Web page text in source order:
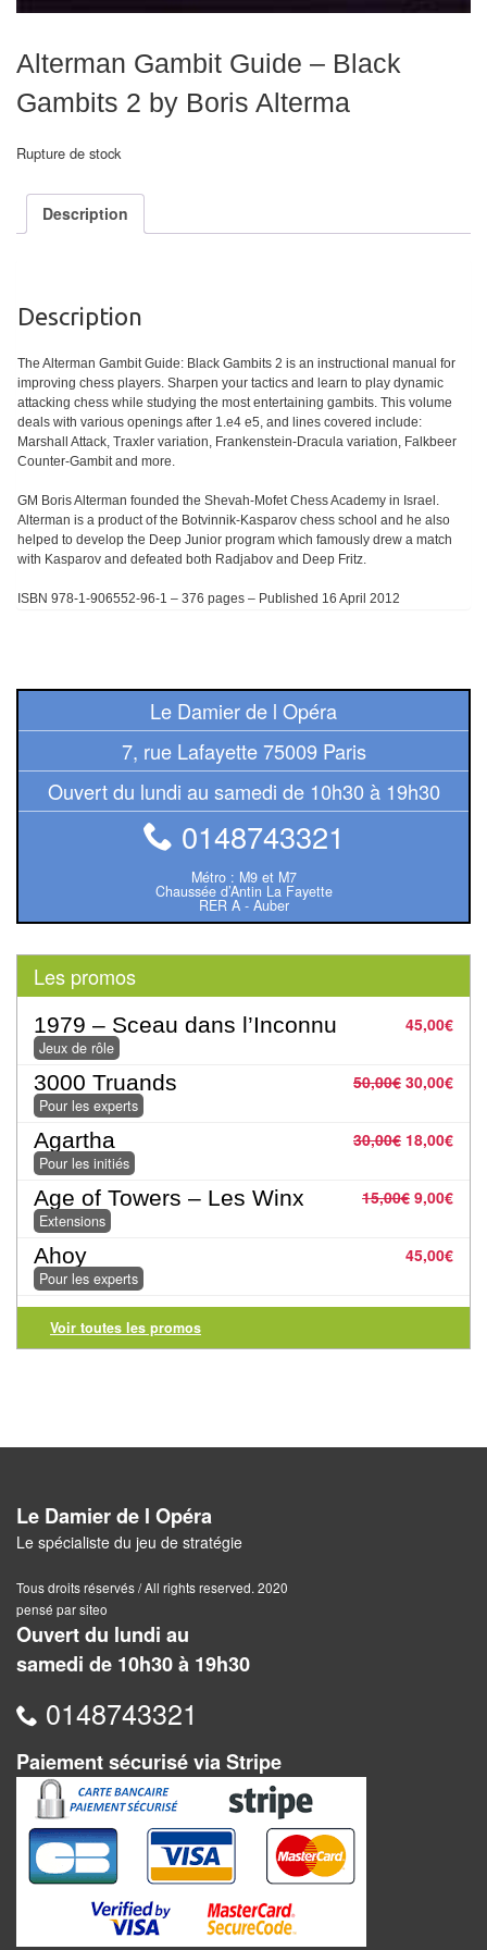
air
Pendules
Echiquier
aveugles
Logiciels
en
Livres
en
français
Tables
Accessoires
Jeux
de
cartes
Collectionner
Pour
les
enfants
Pour
la
famille
Pour
les
initiés
Pour
les
2
Joueurs
Ambiance
Coopératif
Game
/
Enquête
Jeux
évolutifs
Alterman Gambit Guide – Black
Gambits 2 by Boris Alterma
Rupture de stock
Description
Description
The Alterman Gambit Guide: Black Gambits 2 is an instructional manual for
improving chess players. Sharpen your tactics and learn to play dynamic
attacking chess while studying the most entertaining gambits. This volume
deals with various openings after 1.e4 e5, and lines covered include:
Marshall Attack, Traxler variation, Frankenstein-Dracula variation, Falkbeer
Counter-Gambit and more.
GM Boris Alterman founded the Shevah-Mofet Chess Academy in Israel.
Alterman is a product of the Botvinnik-Kasparov chess school and he also
helped to develop the Deep Junior program which famously drew a match
with Kasparov and defeated both Radjabov and Deep Fritz.
ISBN 978-1-906552-96-1 – 376 pages – Published 16 April 2012
Le Damier de l Opéra
7, rue Lafayette 75009 Paris
Ouvert du lundi au samedi de 10h30 à 19h30
0148743321
Métro : M9 et M7
Chaussée d’Antin La Fayette
RER A - Auber
Les promos
45,00€
1979 – Sceau dans l’Inconnu
Jeux de rôle
50,00€ 30,00€
3000 Truands
Pour les experts
30,00€ 18,00€
Agartha
Pour les initiés
15,00€ 9,00€
Age of Towers – Les Winx
Extensions
45,00€
Ahoy
Pour les experts
Voir toutes les promos
Le Damier de l Opéra
Le spécialiste du jeu de stratégie
Tous droits réservés / All rights reserved. 2020
pensé par siteo
Ouvert du lundi au
samedi de 10h30 à 19h30
0148743321
Paiement sécurisé via Stripe